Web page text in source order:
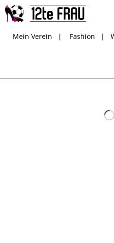
Mein Verein | Fashion |